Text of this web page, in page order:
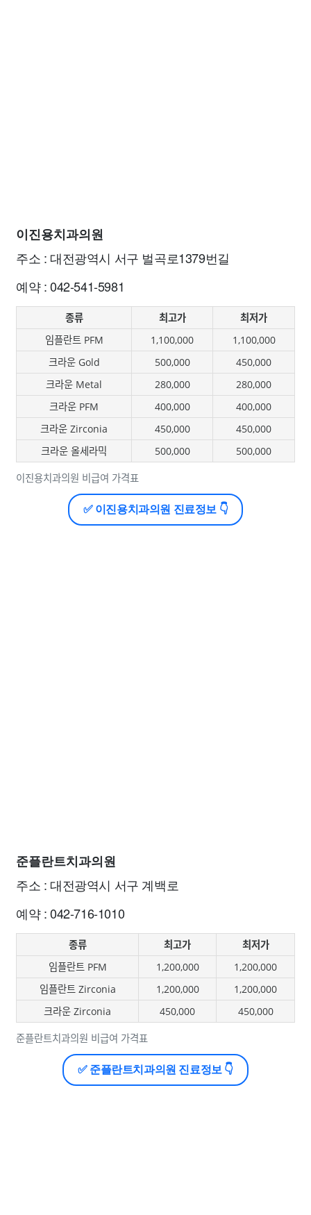
이진용치과의원
주소 : 대전광역시 서구 벌곡로1379번길
예약 : 042-541-5981
이진용치과의원 비급여 가격표
종류 최고가
최저가
임플란트 PFM
1,100,000
1,100,000
크라운 Gold
500,000
450,000
크라운 Metal
280,000
280,000
크라운 PFM
400,000
400,000
크라운 Zirconia
450,000
450,000
크라운 올세라믹
500,000 500,000
✅ 이진용치과의원 진료정보 👇
준플란트치과의원
주소 : 대전광역시 서구 계백로
예약 : 042-716-1010
준플란트치과의원 비급여 가격표
종류 최고가
최저가
임플란트 PFM
1,200,000
1,200,000
임플란트 Zirconia
1,200,000
1,200,000
크라운 Zirconia
450,000 450,000
✅ 준플란트치과의원 진료정보 👇